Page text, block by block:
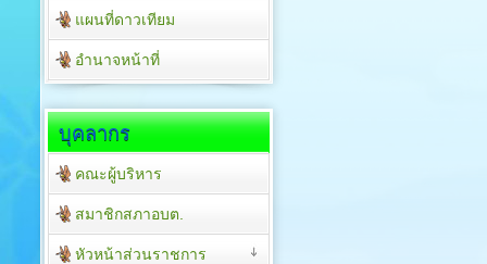
แผนที่ดาวเทียม
อำนาจหน้าที่
บุคลากร
คณะผู้บริหาร
สมาชิกสภาอบต.
หัวหน้าส่วนราชการ